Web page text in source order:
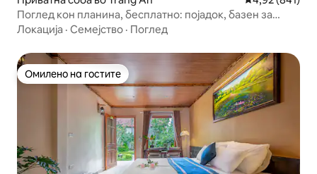
Поглед кон планина, бесплатно: појадок, базен за
двајца
Локација · Семејство · Поглед
Омилено на гостите
Омилено на гостите